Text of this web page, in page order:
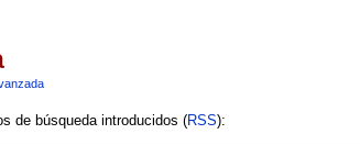
de búsqueda introducidos (RSS):